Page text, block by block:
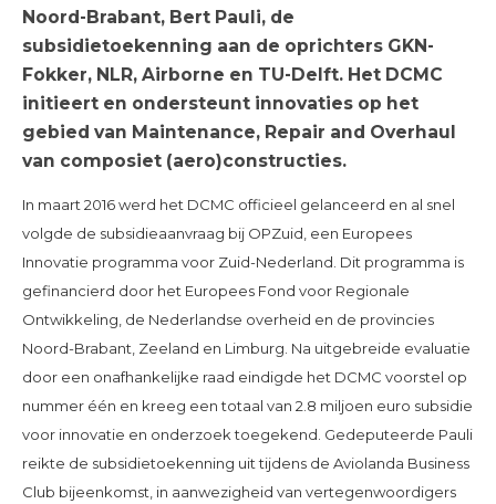
Noord-Brabant, Bert Pauli, de
subsidietoekenning aan de oprichters GKN-
Fokker, NLR, Airborne en TU-Delft. Het DCMC
initieert en ondersteunt innovaties op het
gebied van Maintenance, Repair and Overhaul
van composiet (aero)constructies.
In maart 2016 werd het DCMC officieel gelanceerd en al snel
volgde de subsidieaanvraag bij OPZuid, een Europees
Innovatie programma voor Zuid-Nederland. Dit programma is
gefinancierd door het Europees Fond voor Regionale
Ontwikkeling, de Nederlandse overheid en de provincies
Noord-Brabant, Zeeland en Limburg. Na uitgebreide evaluatie
door een onafhankelijke raad eindigde het DCMC voorstel op
nummer één en kreeg een totaal van 2.8 miljoen euro subsidie
voor innovatie en onderzoek toegekend. Gedeputeerde Pauli
reikte de subsidietoekenning uit tijdens de Aviolanda Business
Club bijeenkomst, in aanwezigheid van vertegenwoordigers